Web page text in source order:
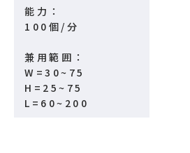
能力：
100個/分
兼用範囲：
W=30~75
H=25~75
L=60~200